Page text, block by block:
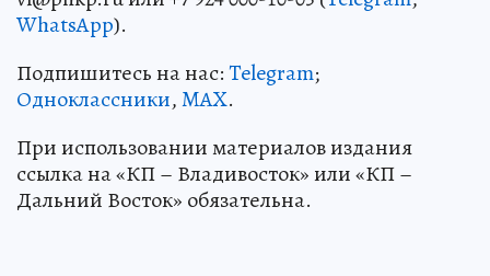
WhatsApp).
Подпишитесь на нас:Telegram;
Одноклассники,MAX.
При использовании материалов издания
ссылка на «КП – Владивосток» или «КП –
Дальний Восток» обязательна.